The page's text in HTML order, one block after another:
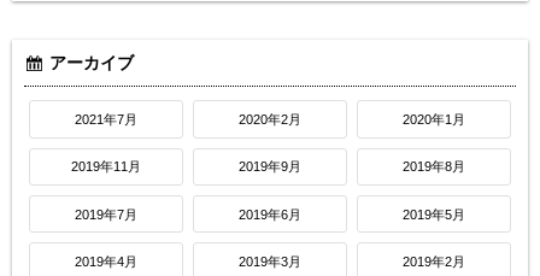
アーカイブ
2021年7月 2020年2月 2020年1月
2019年11月 2019年9月 2019年8月
2019年7月 2019年6月 2019年5月
2019年4月 2019年3月 2019年2月